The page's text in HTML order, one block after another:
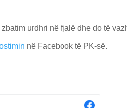
urdhri në fjalë dhe do të
në Facebook të PK-së.